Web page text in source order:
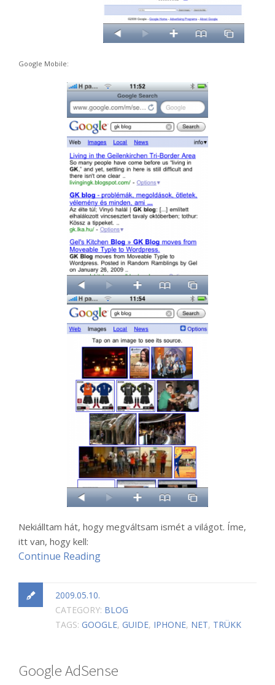
Google Mobile:
Nekiálltam hát, hogy megváltsam ismét a világot. Íme,
itt van, hogy kell:
Continue Reading
2009.05.10.
CATEGORY: BLOG
TAGS: GOOGLE, GUIDE, IPHONE, NET, TRÜKK
Google AdSense